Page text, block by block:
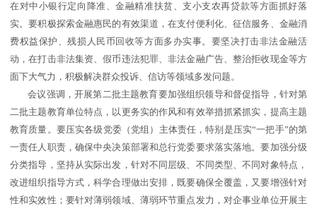
在对中小银行定向降准、金融精准扶贫、支小支农再贷款等方面抓好落
实。要积极探索金融惠民的有效渠道，在支付便利化、征信服务、金融消
费权益保护、残损人民币回收等方面多办实事。要坚决打击非法金融活
动，在打击非法集资、假币违法犯罪、非法金融广告、整治拒收现金等方
面下大气力，积极解决群众投诉、信访等领域多发问题。
会议强调，开展第二批主题教育要加强组织领导和督促指导，针对第
二批主题教育单位特点，以更务实的作风和有效举措抓紧抓实，提高主题
教育质量。要压实各级党委（党组）主体责任，特别是压实“一把手”的第
一责任人职责，确保中央决策部署和总行党委要求落实落地。要加强分级
分类指导，坚持从实际出发，针对不同层级、不同类型、不同对象特点，
改进组织指导方式，科学合理做出安排，既要确保全覆盖，又要增强针对
性和实效性；要针对薄弱领域、薄弱环节重点发力，对企事业单位开展主